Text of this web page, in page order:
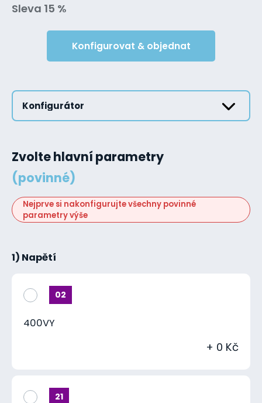
Sleva 15 %
Konfigurovat & objednat
Konfigurátor
Zvolte hlavní parametry
(povinné)
Nejprve si nakonfigurujte všechny povinné
parametry výše
1) Napětí
02
400VY
+ 0 Kč
21